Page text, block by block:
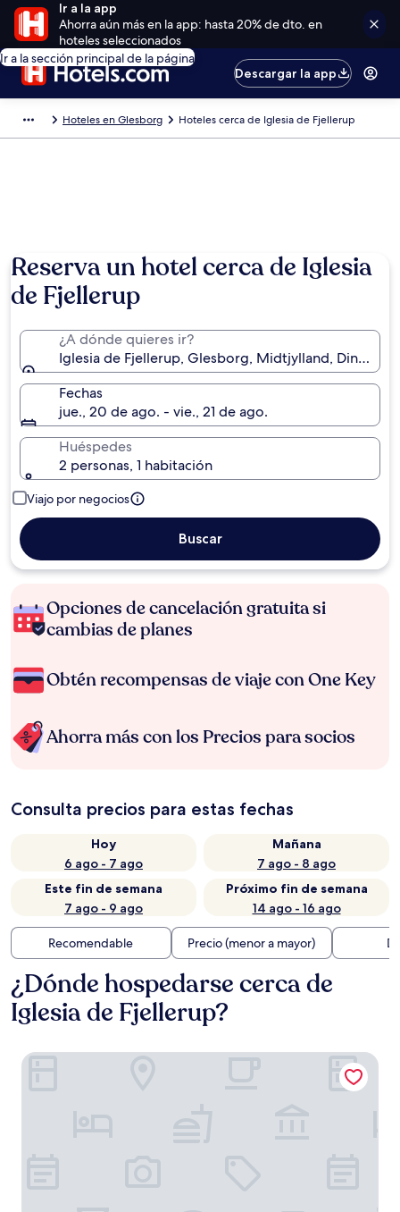
Ir a la app
Ahorra aún más en la app: hasta 20% de dto. en
hoteles seleccionados
Ir a la sección principal de la página
Descargar la app
Hoteles en Glesborg Hoteles cerca de Iglesia de Fjellerup
Reserva un hotel cerca de Iglesia
de Fjellerup
¿A dónde quieres ir?
Iglesia de Fjellerup, Glesborg, Midtjylland,
Fechas
jue., 20 de ago. - vie., 21 de ago.
Huéspedes
2 personas, 1 habitación
Viajo por negocios
Buscar
Opciones de cancelación gratuita si
cambias de planes
Obtén recompensas de viaje con One Key
Ahorra más con los Precios para socios
Consulta precios para estas fechas
Hoy
6 ago - 7 ago
Mañana
7 ago - 8 ago
Este fin de semana
7 ago - 9 ago
Próximo fin de semana
14 ago - 16 ago
Recomendable Precio (menor a mayor)
¿Dónde hospedarse cerca de
Iglesia de Fjellerup?
Pasescia Bed and Breakfast